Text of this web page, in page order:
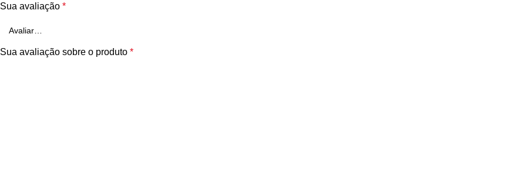
Sua avaliação *
Sua avaliação sobre o produto *